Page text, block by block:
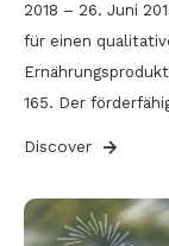
2018 – 26. Juni
für einen
165. Der
Discover